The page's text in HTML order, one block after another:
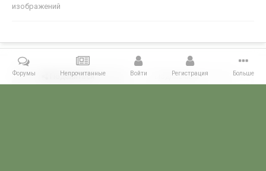
изображений
Поделиться Подписчики 0
Форумы Непрочитанные Войти Регистрация Больше